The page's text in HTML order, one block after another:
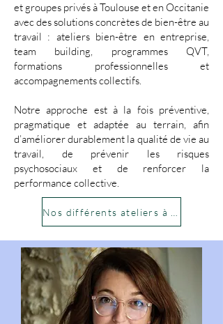
et groupes privés à Toulouse et en Occitanie
avec des solutions concrètes de bien-être au
travail : ateliers bien-être en entreprise,
team building, programmes QVT,
formations professionnelles et
accompagnements collectifs.
Notre approche est à la fois préventive,
pragmatique et adaptée au terrain, afin
d’améliorer durablement la qualité de vie au
travail, de prévenir les risques
psychosociaux et de renforcer la
performance collective.